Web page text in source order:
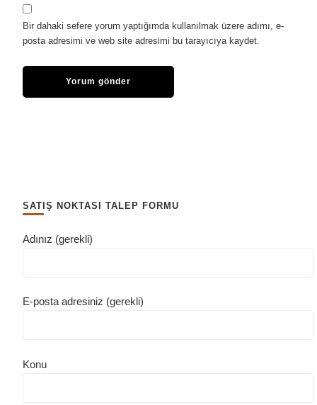
Bir dahaki sefere yorum yaptığımda kullanılmak üzere adımı, e-
posta adresimi ve web site adresimi bu tarayıcıya kaydet.
SATIŞ NOKTASI TALEP FORMU
Adınız (gerekli)
E-posta adresiniz (gerekli)
Konu